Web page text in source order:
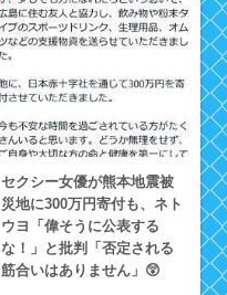
セクシー女優が熊本地震被
災地に300万円寄付も、ネト
ウヨ「偉そうに公表する
な！」と批判「否定される
筋合いはありません」😲